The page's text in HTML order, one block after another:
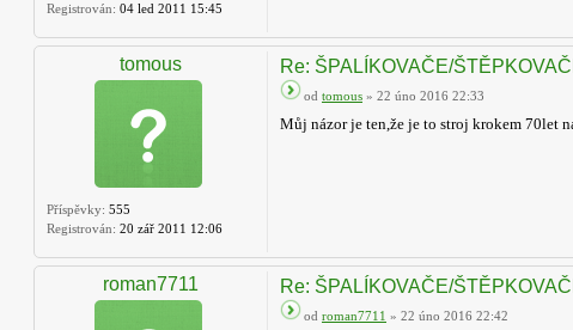
Registrován: 04 led 2011 15:45
tomous
Příspěvky: 555
Registrován: 20 zář 2011 12:06
Re: ŠPALÍKOVAČE/
od tomous » 22 úno 2016 22:33
Můj názor je ten,že je to stroj krokem 70let
roman7711 Re: ŠPALÍKOVAČE/
od roman7711 » 22 úno 2016 22:42